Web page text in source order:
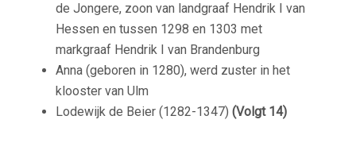
de Jongere, zoon van landgraaf Hendrik I van
Hessen en tussen 1298 en 1303 met
markgraaf Hendrik I van Brandenburg
Anna (geboren in 1280), werd zuster in het
klooster van Ulm
Lodewijk de Beier (1282-1347) (Volgt 14)